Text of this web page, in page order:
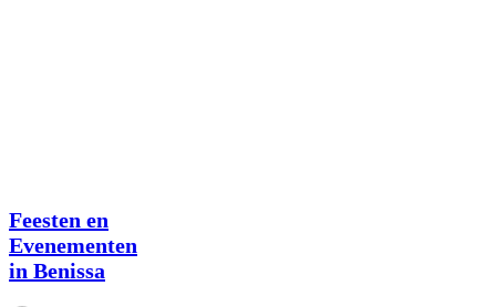
Feesten en
Evenementen
in Benissa